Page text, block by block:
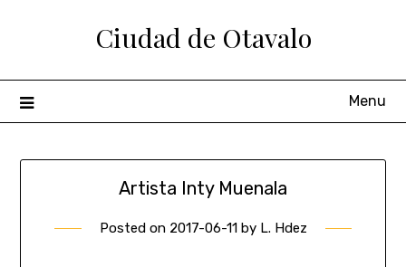
Ciudad de Otavalo
Menu
Artista Inty Muenala
Posted on 2017-06-11by L. Hdez